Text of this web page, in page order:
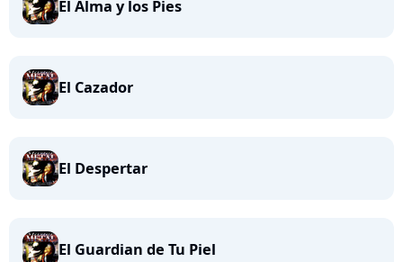
El Alma y los Pies
El Cazador
El Despertar
El Guardian de Tu Piel